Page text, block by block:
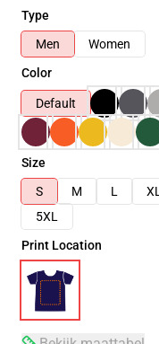
Type
Men
Women
Color
Default
Size
S
M L XL
5XL
Print Location